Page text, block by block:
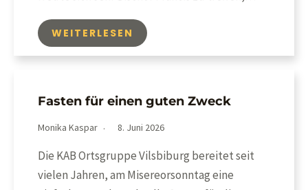
WEITERLESEN
Fasten für einen guten Zweck
Monika Kaspar 8. Juni 2026
Die KAB Ortsgruppe Vilsbiburg bereitet seit
vielen Jahren, am Misereorsonntag eine